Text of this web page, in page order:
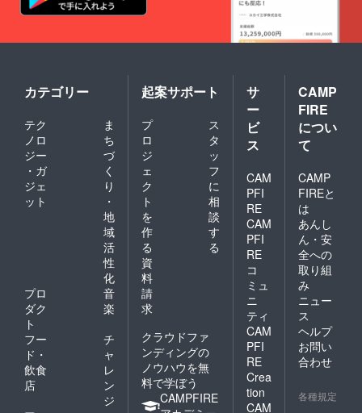
カテゴリー
テク
ノロ
ジー
・ガ
ジェ
ット
ま
ち
づ
く
り
・
地
域
活
性
化
プロ
ダク
ト
音
楽
フー
ド・
飲食
店
チ
ャ
レ
ン
ジ
起案サポート
プ
ロ
ジ
ェ
ク
ト
を
作
る
ス
タ
ッ
フ
に
相
談
す
る
資
料
請
求
クラウドファ
ンディングの
ノウハウを無
料で学ぼう
CAMPFIRE
サ
ー
ビ
ス
CAM
PFI
RE
CAM
PFI
RE
コ
ミュ
ニ
ティ
CAM
PFI
RE
Crea
tion
CAM
CAMP
FIRE
につい
て
CAMP
FIREと
は
あんし
ん・安
全への
取り組
み
ニュー
ス
ヘルプ
お問い
合わせ
各種規定